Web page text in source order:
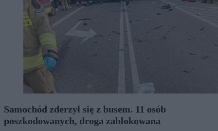
Samochód zderzył się z busem. 11 osób
poszkodowanych, droga zablokowana